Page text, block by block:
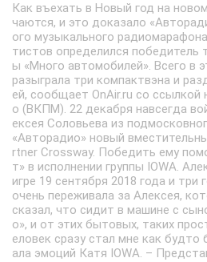
Как въехать в Новый год на
чаются, и это доказало
ого музыкального
тистов определился победитель
ы «Много автомобилей». Всего в
разыграла три компактвэна и
ей, сообщает OnAir.ru со
о (ВКПМ). 22 декабря навсегда
ексея Соловьева из
«Авторадио» новый
rtner Crossway. Победить ему
т» в исполнении группы IOWA.
игре 19 сентября 2018 года и три
очень переживала за Алексея,
сказал, что сидит в машине с
о», и от этих бытовых, таких
еловек сразу стал мне как будто
ала эмоций Катя IOWA. –